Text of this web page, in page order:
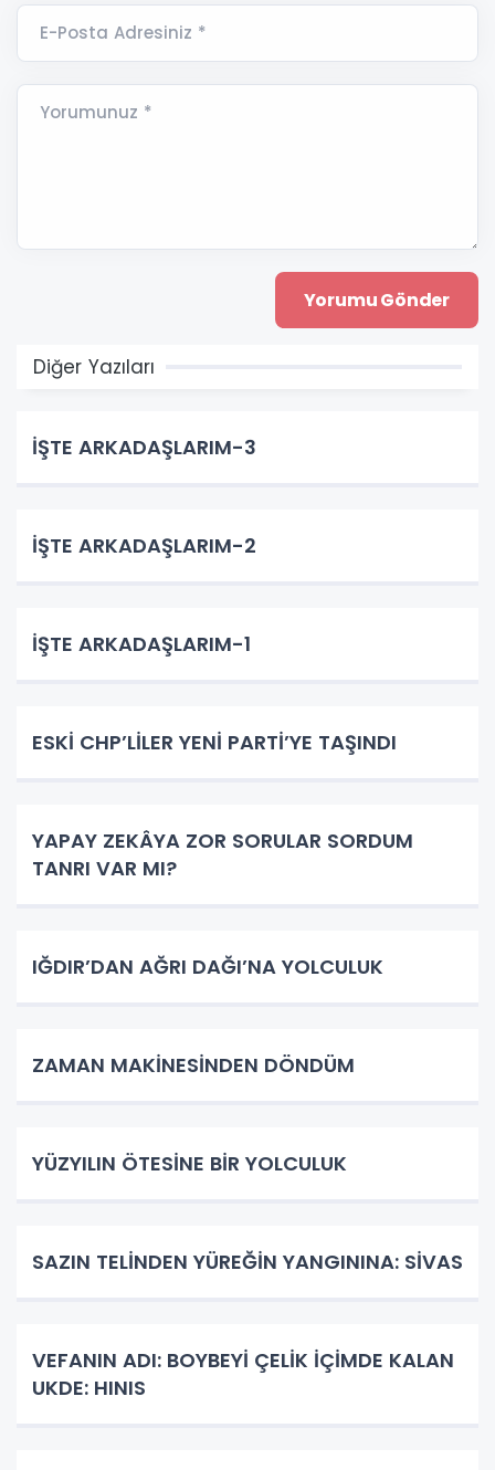
E-Posta Adresiniz *
Yorumunuz *
Diğer Yazıları
İŞTE ARKADAŞLARIM-3
İŞTE ARKADAŞLARIM-2
İŞTE ARKADAŞLARIM-1
ESKİ CHP’LİLER YENİ PARTİ’YE TAŞINDI
YAPAY ZEKÂYA ZOR SORULAR SORDUM
TANRI VAR MI?
IĞDIR’DAN AĞRI DAĞI’NA YOLCULUK
ZAMAN MAKİNESİNDEN DÖNDÜM
YÜZYILIN ÖTESİNE BİR YOLCULUK
SAZIN TELİNDEN YÜREĞİN YANGININA: SİVAS
VEFANIN ADI: BOYBEYİ ÇELİK İÇİMDE KALAN
UKDE: HINIS